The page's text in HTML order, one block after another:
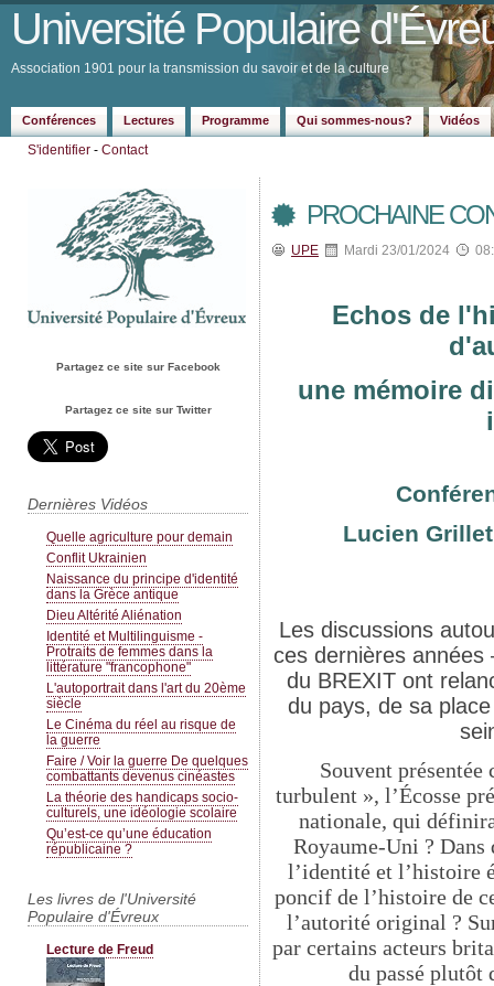
Université Populaire
Association 1901 pour la transmission du savoir et de la culture
Conférences Lectures Programme Qui sommes-nous? Vidéos
S'identifier - Contact
Partagez ce site sur Facebook
Partagez ce site sur Twitter
Dernières Vidéos
Quelle agriculture pour demain
Conflit Ukrainien
Naissance du principe d'identité
dans la Grèce antique
Dieu Altérité Aliénation
Identité et Multilinguisme -
Protraits de femmes dans la
littérature "francophone"
L'autoportrait dans l'art du 20ème
siècle
Le Cinéma du réel au risque de
la guerre
Faire / Voir la guerre De quelques
combattants devenus cinéastes
La théorie des handicaps socio-
culturels, une idéologie scolaire
Qu’est-ce qu’une éducation
républicaine ?
Les livres de l'Université
Populaire d'Évreux
Lecture de Freud
PROCHAINE
UPE Mardi 23/01/2024
Echos de
une mémoire
Lucien
Les discussions
ces dernières années
du BREXIT ont
du pays, de sa
Souvent présentée
turbulent », l’Écosse
nationale, qui
Royaume-Uni ? Dans
l’identité et l’histoire
poncif de l’histoire de
l’autorité original ?
par certains acteurs
du passé plutôt